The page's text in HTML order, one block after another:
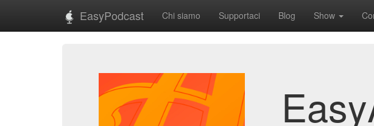
EasyPodcast Chi siamo Supportaci Blog Show